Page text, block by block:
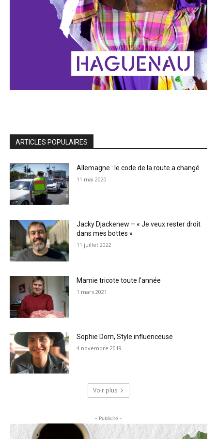
ARTICLES POPULAIRES
Allemagne : le code de la route a changé
11 mai 2020
Jacky Djackenew – « Je veux rester droit
dans mes bottes »
11 juillet 2022
Mamie tricote toute l’année
1 mars 2021
Sophie Dorn, Style influenceuse
4 novembre 2019
Voir plus
- Publicité -